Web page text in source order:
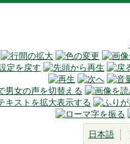
日本語